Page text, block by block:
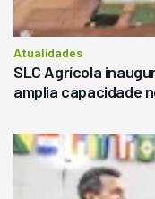
Atualidades
SLC Agrícola
amplia capacidade